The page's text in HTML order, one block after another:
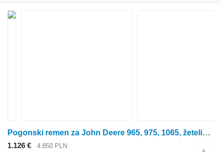
Pogonski remen za John Deere 965, 975, 1065, žetelice za kukuruz
1.126 € 4.850 PLN